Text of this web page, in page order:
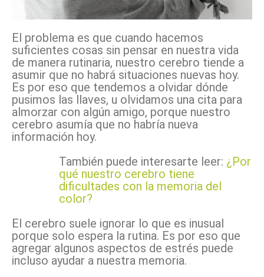
El problema es que cuando hacemos
suficientes cosas sin pensar en nuestra vida
de manera rutinaria, nuestro cerebro tiende a
asumir que no habrá situaciones nuevas hoy.
Es por eso que tendemos a olvidar dónde
pusimos las llaves, u olvidamos una cita para
almorzar con algún amigo, porque nuestro
cerebro asumía que no habría nueva
información hoy.
También puede interesarte leer: ¿Por
qué nuestro cerebro tiene
dificultades con la memoria del
color?
El cerebro suele ignorar lo que es inusual
porque solo espera la rutina. Es por eso que
agregar algunos aspectos de estrés puede
incluso ayudar a nuestra memoria.